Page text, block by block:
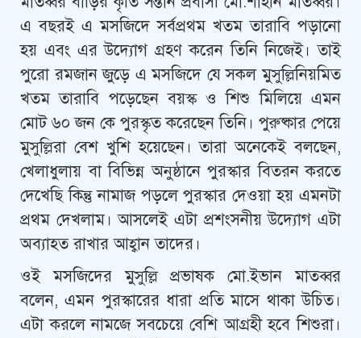
এ বছরই এ মসজিদে সর্বপ্রথম খতম তারাবি পড়ানো
হয় এবং এর উদ্যোগ গ্রহণ করেন তিনি নিজেই। তাই
পুরো রমজান জুড়ে এ মসজিদে যে সকল মুসুল্লিনিয়মিত
খতম তারাবি পড়েছেন বয়স্ক ও শিশু মিলিয়ে এমন
মোট ৬০ জন কে পুরস্কৃত করেছেন তিনি। পুরুষ্কার পেয়ে
মুসুল্লিরা বেশ খুশি হয়েছেন। তারা অনেকেই বলছেন,
খেলাধুলায় বা বিভিন্ন অনুষ্ঠানে পুরস্কার বিতরন করতে
দেখেছি কিন্তু নামাজ পড়লে পুরস্কার দেওয়া হয় এমনটা
প্রথম দেখলাম। আসলেই এটা প্রশংসনীয় উদ্যোগ এটা
অব্যাহত রাখার আহ্বান তাদের।
ওই মসজিদের মুসুল্লি প্রভাষক মো.ইভান মাতব্বর
বলেন, এমন পুরস্কারের ধারা প্রতি মাসে থাকা উচিত।
এটা করলে নামজে সবচেয়ে বেশি আগ্রহী হবে শিশুরা।